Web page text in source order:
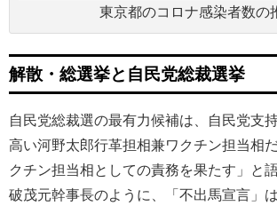
東京都のコロナ感染者数の
解散・総選挙と自民党総裁選挙
自民党総裁選の最有力候補は、自民党支
高い河野太郎行革担相兼ワクチン担当相
クチン担当相としての責務を果たす」と
破茂元幹事長のように、「不出馬宣言」